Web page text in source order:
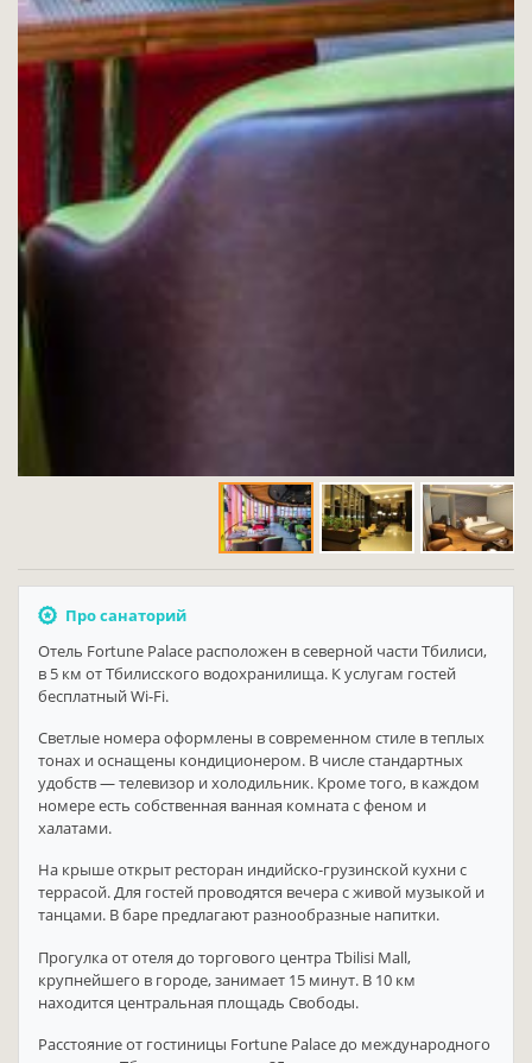
Про санаторий
Отель Fortune Palace расположен в северной части Тбилиси,
в 5 км от Тбилисского водохранилища. К услугам гостей
бесплатный Wi-Fi.
Светлые номера оформлены в современном стиле в теплых
тонах и оснащены кондиционером. В числе стандартных
удобств — телевизор и холодильник. Кроме того, в каждом
номере есть собственная ванная комната с феном и
халатами.
На крыше открыт ресторан индийско-грузинской кухни с
террасой. Для гостей проводятся вечера с живой музыкой и
танцами. В баре предлагают разнообразные напитки.
Прогулка от отеля до торгового центра Tbilisi Mall,
крупнейшего в городе, занимает 15 минут. В 10 км
находится центральная площадь Свободы.
Расстояние от гостиницы Fortune Palace до международного